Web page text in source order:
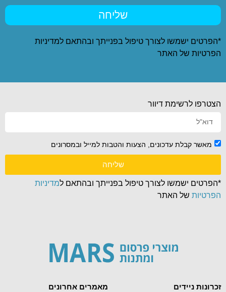
שליחה
*הפרטים ישמשו לצורך טיפול בפנייתך ובהתאם למדיניות
הפרטיות של האתר
מאמרים אחרונים
זכרונות ניידים
הצטרפו לרשימת דיוור
מאשר קבלת עדכונים, הצעות והטבות למייל ובמסרונים
שליחה
*הפרטים ישמשו לצורך טיפול בפנייתך ובהתאם למדיניות
הפרטיות של האתר